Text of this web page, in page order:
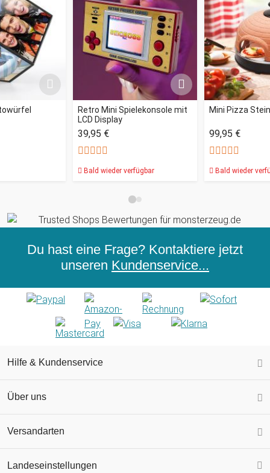
Retro Mini Spielekonsole mit
LCD Display
39,95 €
Bald wieder verfügbar
Mini Pizza
99,95 €
Bald wieder
Du hast eine Frage? Kontaktiere jetzt
unseren Kundenservice...
Hilfe & Kundenservice
Über uns
Versandarten
Landeseinstellungen